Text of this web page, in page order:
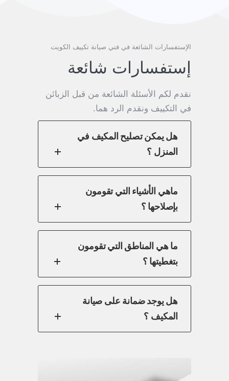
الإستفسارات الشائعة في فني صيانة تكييف الكويت
إستفسارات شائعة
نقدم لكم الأسئلة الشائعة من قبل الزبائن
في التكييف ونقدم الرد هما.
هل يمكن تصليح المكيف في
المنزل ؟
ماهي الأشياء التي تقومون
بإصلاحها ؟
ما هي المناطق التي تقومون
بتغطيتها ؟
هل يوجد ضمانة على صيانة
المكيف ؟